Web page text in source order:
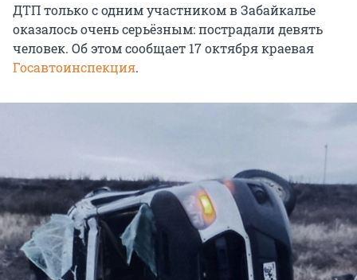
ДТП только с одним участником в Забайкалье
оказалось очень серьёзным: пострадали девять
человек. Об этом сообщает 17 октября краевая
Госавтоинспекция.